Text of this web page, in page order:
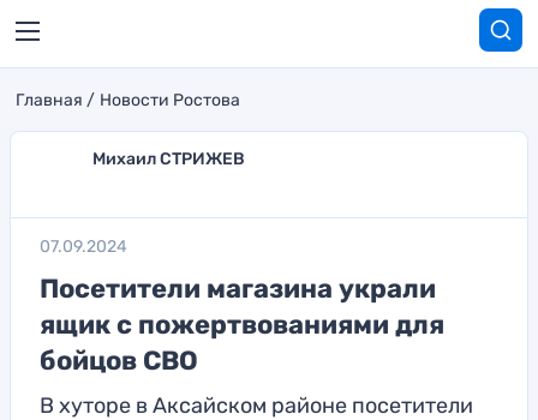
Главная Новости Ростова
Михаил СТРИЖЕВ
07.09.2024
Посетители магазина украли
ящик с пожертвованиями для
бойцов СВО
В хуторе в Аксайском районе посетители